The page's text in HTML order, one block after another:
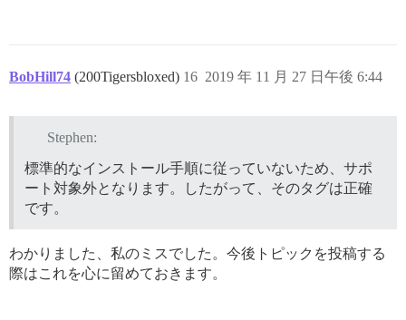
BobHill74 (200Tigersbloxed) 2019 年 11 月 27 日午後 6:44
16
Stephen:
標準的なインストール手順に従っていないため、サポ
ート対象外となります。したがって、そのタグは正確
です。
わかりました、私のミスでした。今後トピックを投稿する
際はこれを心に留めておきます。